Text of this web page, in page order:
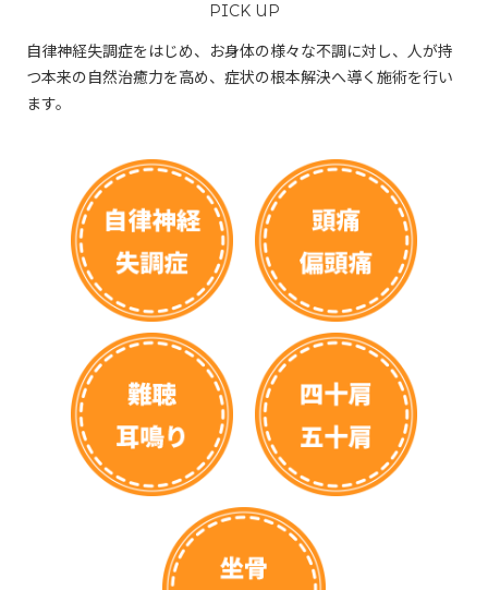
PICK UP
自律神経失調症をはじめ、お身体の様々な不調に対し、 人が持
つ本来の自然治癒力を高め、症状の根本解決へ導く施術を行い
ます。